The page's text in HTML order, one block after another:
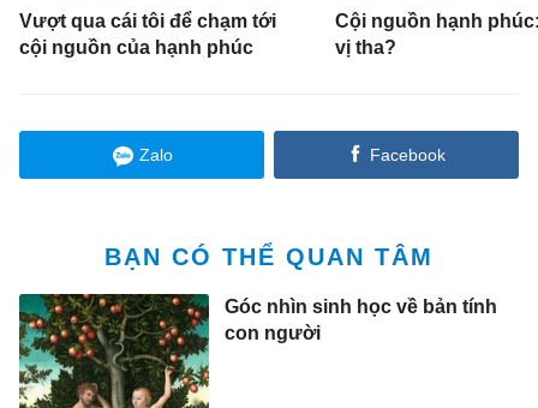
Vượt qua cái tôi để chạm tới
cội nguồn của hạnh phúc
Cội nguồn hạnh
vị tha?
Zalo Facebook
BẠN CÓ THỂ QUAN TÂM
Góc nhìn sinh học về bản tính
con người